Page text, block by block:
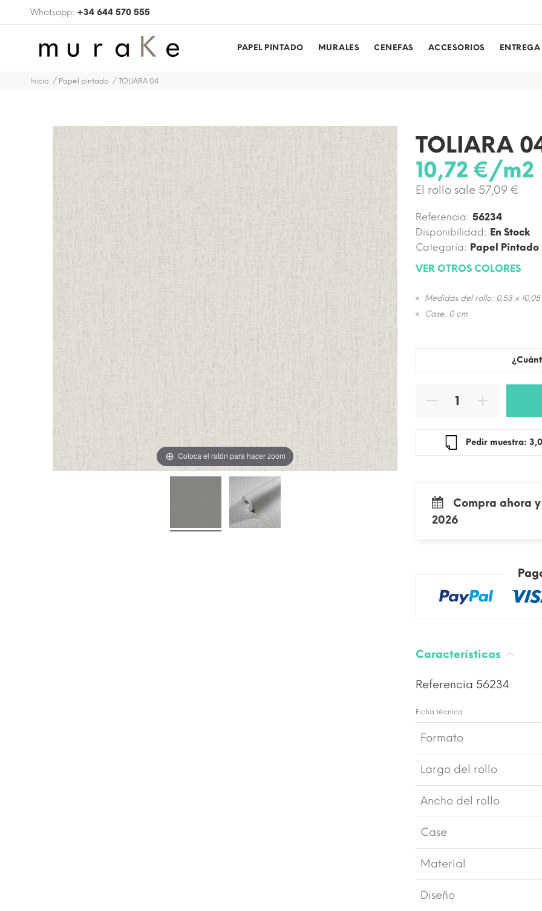
Whatsapp: +34 644 570 555
PAPEL PINTADO MURALES CENEFAS ACCESORIOS
Inicio Papel pintado TOLIARA 04
Coloca el ratón para hacer zoom
TOLIARA
10,72 €/m2
El rollo sale 57,09 €
Referencia: 56234
Disponibilidad: En Stock
Categoría: Papel Pintado
VER OTROS COLORES
Medidas del rollo: 0,53 x 10,05
Case: 0 cm
Pedir
Compra ahora
2026
Características
Referencia 56234
Ficha técnica
Formato
Largo del rollo
Ancho del rollo
Case
Material
Diseño